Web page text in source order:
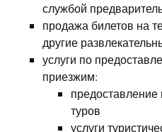
службой
продажа билетов на
другие
услуги по
приезжим:
туров
услуги